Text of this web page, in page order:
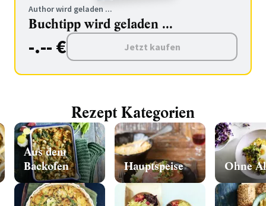
Author wird geladen ...
Buchtipp wird geladen ...
-.-- € Jetzt kaufen
Rezept Kategorien
Aus dem
Backofen
Hauptspeise Ohne